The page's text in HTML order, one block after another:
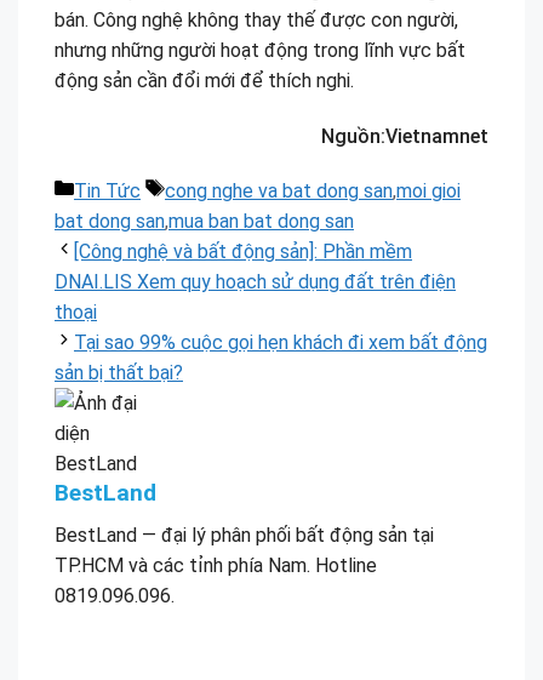
bán. Công nghệ không thay thế được con người,
nhưng những người hoạt động trong lĩnh vực bất
động sản cần đổi mới để thích nghi.
Nguồn:Vietnamnet
Danh
mục
Tin Tức Thẻ
cong nghe va bat dong san,moi gioi
bat dong san,mua ban bat dong san
[Công nghệ và bất động sản]: Phần mềm
DNAI.LIS Xem quy hoạch sử dụng đất trên điện
thoại
Tại sao 99% cuộc gọi hẹn khách đi xem bất động
sản bị thất bại?
BestLand
BestLand — đại lý phân phối bất động sản tại
TP.HCM và các tỉnh phía Nam. Hotline
0819.096.096.